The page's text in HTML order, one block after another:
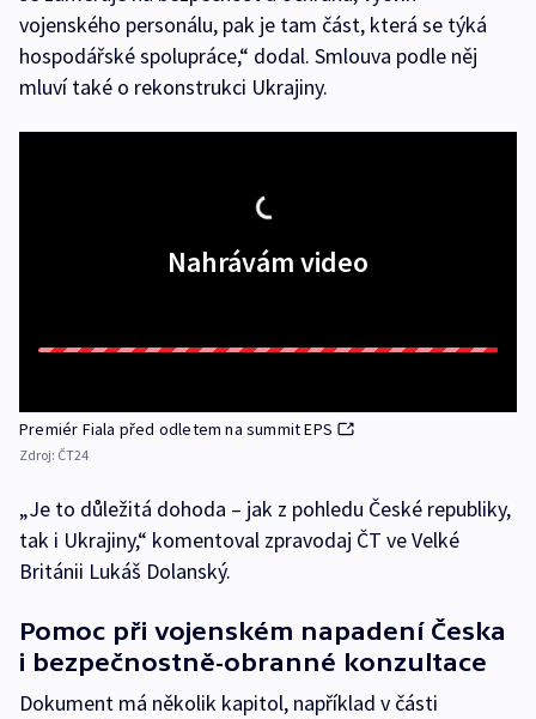
vojenského personálu, pak je tam část, která se týká
hospodářské spolupráce,“ dodal. Smlouva podle něj
mluví také o rekonstrukci Ukrajiny.
Nahrávám video
Premiér Fiala před odletem na summit EPS
Zdroj: ČT24
„Je to důležitá dohoda – jak z pohledu České republiky,
tak i Ukrajiny,“ komentoval zpravodaj ČT ve Velké
Británii Lukáš Dolanský.
Pomoc při vojenském napadení Česka
i bezpečnostně-obranné konzultace
Dokument má několik kapitol, například v části